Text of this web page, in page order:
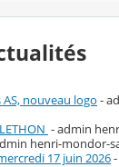
nouveau logo -
- admin
henri-mondor-
17 juin 2026